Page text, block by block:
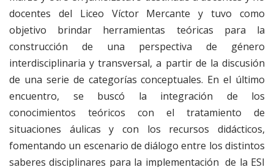
docentes del Liceo Víctor Mercante y tuvo como
objetivo brindar herramientas teóricas para la
construcción de una perspectiva de género
interdisciplinaria y transversal, a partir de la discusión
de una serie de categorías conceptuales. En el último
encuentro, se buscó la integración de los
conocimientos teóricos con el tratamiento de
situaciones áulicas y con los recursos didácticos,
fomentando un escenario de diálogo entre los distintos
saberes disciplinares para la implementación de la ESI